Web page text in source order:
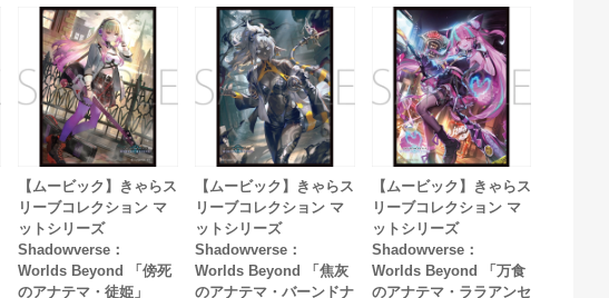
【ムービック】きゃらス
リーブコレクション マ
ットシリーズ
Shadowverse：
Worlds Beyond 「傍死
のアナテマ・徒姫」
【ムービック】きゃらス
リーブコレクション マ
ットシリーズ
Shadowverse：
Worlds Beyond 「焦灰
のアナテマ・バーンドナ
【ムービック】きゃらス
リーブコレクション マ
ットシリーズ
Shadowverse：
Worlds Beyond 「万食
のアナテマ・ララアンセ